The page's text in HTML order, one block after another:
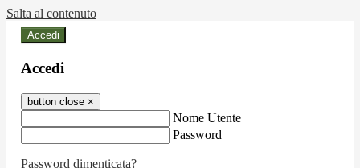
Salta al contenuto
Accedi
Accedi
button close ×
Nome Utente
Password
Password dimenticata?